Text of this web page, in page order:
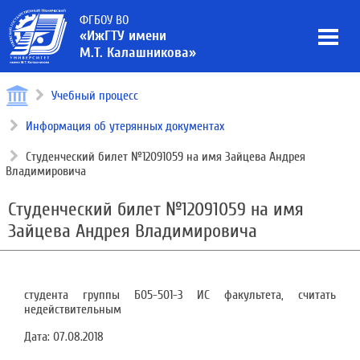
ФГБОУ ВО
«ИжГТУ имени
М.Т. Калашникова»
Учебный процесс
Информация об утерянных документах
Студенческий билет №12091059 на имя Зайцева Андрея
Владимировича
Студенческий билет №12091059 на имя
Зайцева Андрея Владимировича
студента группы Б05-501-3 ИС факультета, считать
недействительным
Дата: 07.08.2018